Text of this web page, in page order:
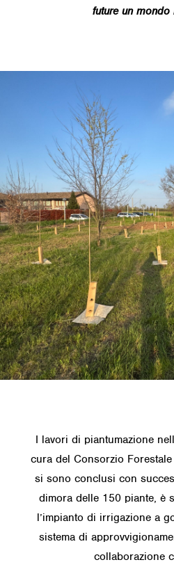
future un
I lavori di piantumazione
cura del Consorzio Forestale
si sono conclusi con
dimora delle 150 piante, è
l’impianto di irrigazione a
sistema di
collaborazione